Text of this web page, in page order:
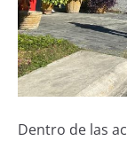
Dentro de las